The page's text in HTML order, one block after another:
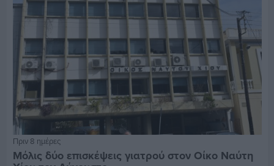
Πριν 8 ημέρες
Μόλις δύο επισκέψεις γιατρού στον Οίκο Ναύτη